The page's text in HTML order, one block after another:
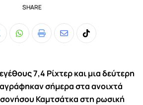
SHARE
Whatsapp
Print
ShareTiktok
7,4 Ρίχτερ και μια δεύτερη
σήμερα στα ανοιχτά
Καμτσάτκα στη ρωσική